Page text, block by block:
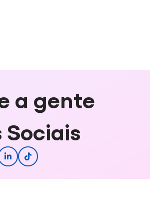
a gente
Sociais